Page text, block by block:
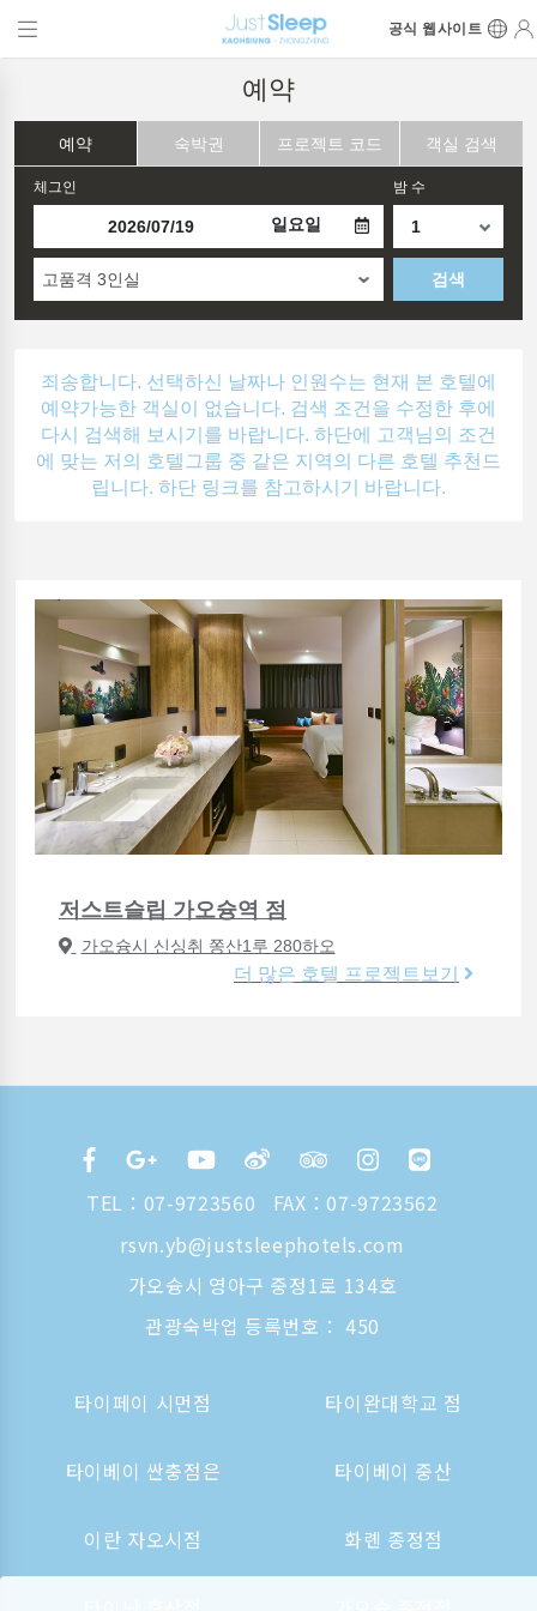
공식 웹사이트
예약
예약 숙박권 프로젝트 코드 객실 검색
체그인
일요일
밤 수
고품격 3인실 검색
죄송합니다. 선택하신 날짜나 인원수는 현재 본 호텔에
예약가능한 객실이 없습니다. 검색 조건을 수정한 후에
다시 검색해 보시기를 바랍니다. 하단에 고객님의 조건
에 맞는 저의 호텔그룹 중 같은 지역의 다른 호텔 추천드
립니다. 하단 링크를 참고하시기 바랍니다.
저스트슬립 가오슝역 점
가오슝시 신싱취 쫑산1루 280하오
더 많은 호텔 프로젝트보기
TEL： 07-9723560
FAX：07-9723562
rsvn.yb@justsleephotels.com
가오슝시 영아구 중정1로 134호
관광숙박업 등록번호： 450
타이페이 시먼점 타이완대학교 점
타이베이 싼충점은 타이베이 중산
이란 자오시점 화롄 종정점